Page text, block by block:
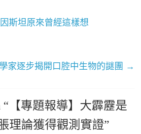
斯坦原來曾經這樣想
家逐步揭開口腔中生物的謎團 →
“ 【專題報導】大霹靂是
理論獲得觀測實證”